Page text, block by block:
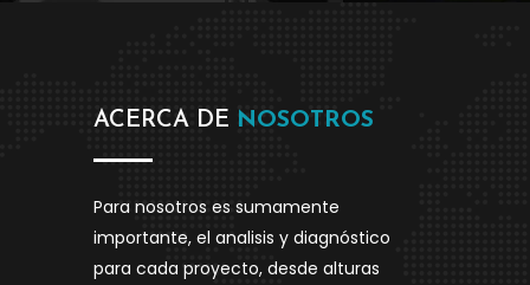
ACERCA DE NOSOTROS
Para nosotros es sumamente
importante, el analisis y diagnóstico
para cada proyecto, desde alturas